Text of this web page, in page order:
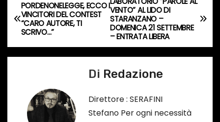
s
o
…
N
a
v
VENTO” AL LIDO DI
STARANZANO –
DOMENICA 21 SETTEMBRE
– ENTRATA LIBERA
PORDENONELEGGE, ECCO I
VINCITORI DEL CONTEST
“CARO AUTORE, TI
SCRIVO…”
Di Redazione
Direttore : SERAFINI
Stefano Per ogni necessità